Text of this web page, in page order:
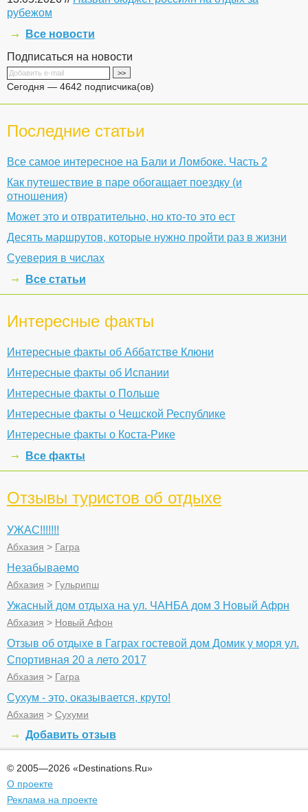
рубежом
Все новости
Подписаться на новости
Сегодня — 4642 подписчика(ов)
Последние статьи
Все самое интересное на Бали и Ломбоке. Часть 2
Как путешествие в паре обогащает поездку (и
отношения)
Может это и отвратительно, но кто-то это ест
Десять маршрутов, которые нужно пройти раз в жизни
Суеверия в числах
Все статьи
Интересные факты
Интересные факты об Аббатстве Клюни
Интересные факты об Испании
Интересные факты о Польше
Интересные факты о Чешской Республике
Интересные факты о Коста-Рике
Все факты
Отзывы туристов об отдыхе
УЖАС!!!!!!!
Абхазия > Гагра
Незабываемо
Абхазия > Гульрипш
Ужасный дом отдыха на ул. ЧАНБА дом 3 Новый Афрн
Абхазия > Новый Афон
Отзыв об отдыхе в Гаграх гостевой дом Домик у моря ул.
Спортивная 20 а лето 2017
Абхазия > Гагра
Сухум - это, оказывается, круто!
Абхазия > Сухуми
Добавить отзыв
© 2005—2026 «Destinations.Ru»
О проекте
Реклама на проекте